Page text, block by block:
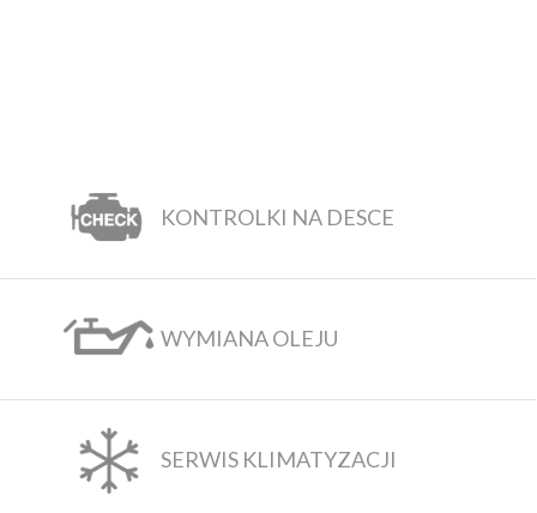
KONTROLKI NA DESCE
WYMIANA OLEJU
SERWIS KLIMATYZACJI